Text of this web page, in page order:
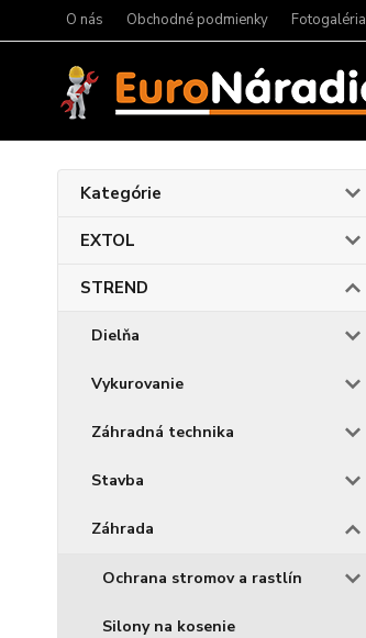
O nás Obchodné podmienky Fotogaléria
Kategórie
EXTOL
STREND
Dielňa
Vykurovanie
Záhradná technika
Stavba
Záhrada
Ochrana stromov a rastlín
Silony na kosenie